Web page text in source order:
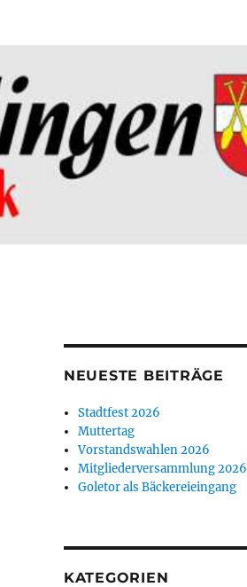
NEUESTE BEITRÄGE
Stadtfest 2026
Muttertag
Vorstandswahlen 2026
Mitgliederversammlung 2026
Goletor als Bäckereieingang
KATEGORIEN